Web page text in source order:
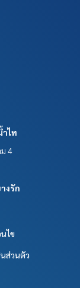
ำไท
4
งรัก
ไข
ส่วนตัว